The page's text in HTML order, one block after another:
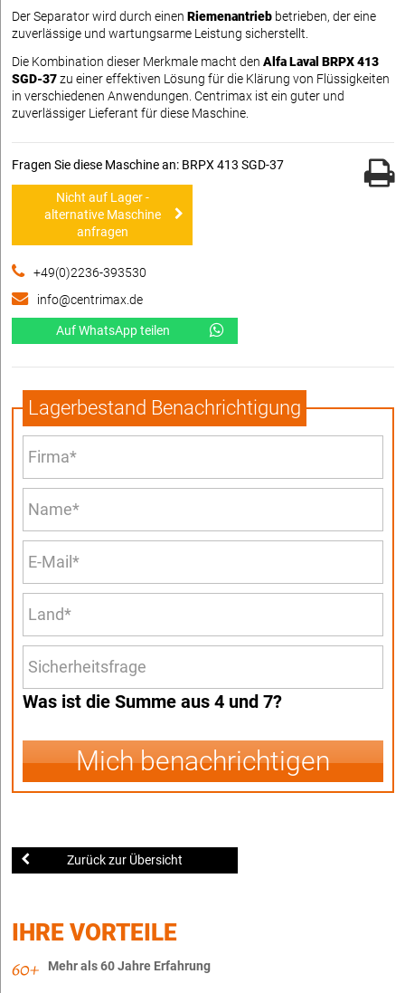
Der Separator wird durch einen Riemenantrieb betrieben, der eine
zuverlässige und wartungsarme Leistung sicherstellt.
Die Kombination dieser Merkmale macht den Alfa Laval BRPX 413
SGD-37zu einer effektiven Lösung für die Klärung von Flüssigkeiten
in verschiedenen Anwendungen. Centrimax ist ein guter und
zuverlässiger Lieferant für diese Maschine.
Fragen Sie diese Maschine an: BRPX 413 SGD-37
Nicht auf Lager -
alternative Maschine
anfragen
+49(0)2236-393530
info@centrimax.de
Auf WhatsApp teilen
Lagerbestand Benachrichtigung
Was ist die Summe aus 4 und 7?
Mich benachrichtigen
Zurück zur Übersicht
IHRE VORTEILE
Mehr als 60 Jahre Erfahrung